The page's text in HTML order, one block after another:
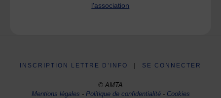
l'association
INSCRIPTION LETTRE D’INFO SE CONNECTER
© AMTA
Mentions légales -Politique de confidentialité- Cookies